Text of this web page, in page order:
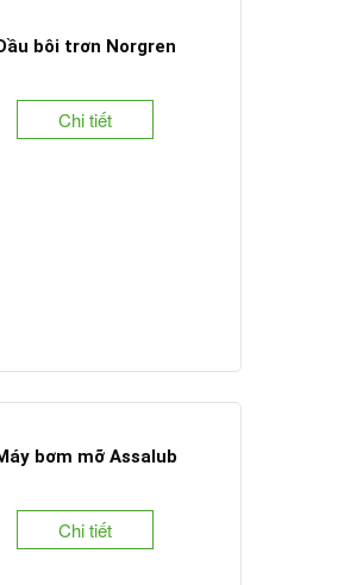
bôi trơn Norgren
Chi tiết
bơm mỡ Assalub
Chi tiết